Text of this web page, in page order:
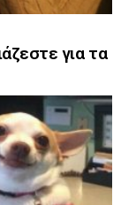
για τα